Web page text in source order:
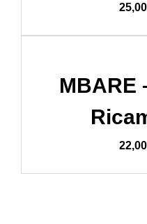
25,00
MBARE
22,00